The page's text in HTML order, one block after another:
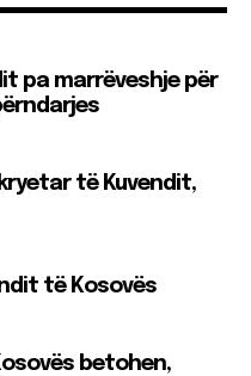
pa marrëveshje për
të Kuvendit,
të Kosovës
betohen,